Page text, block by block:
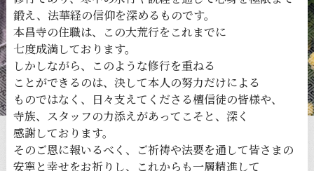
鍛え、 法華経の信仰を深める ものです。
本昌寺の住職は、 この大荒行をこれまでに
七度成満しております。
しかしながら、
このような修行を重ねる
ことができるのは、 決して本人の努力だけによる
ものではなく、
日々支えてくださる檀信徒の皆様や、
寺族、 スタッフの力添えがあってこそと、 深く
感謝しております。
そのご恩に報いるべく、 ご祈祷や法要を通して皆さまの
安寧と幸せをお祈りし、 これからも一層精進して